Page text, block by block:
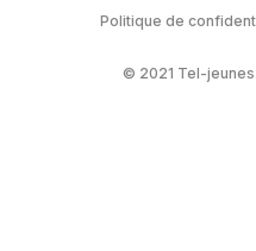
Politique de
© 2021 Tel-